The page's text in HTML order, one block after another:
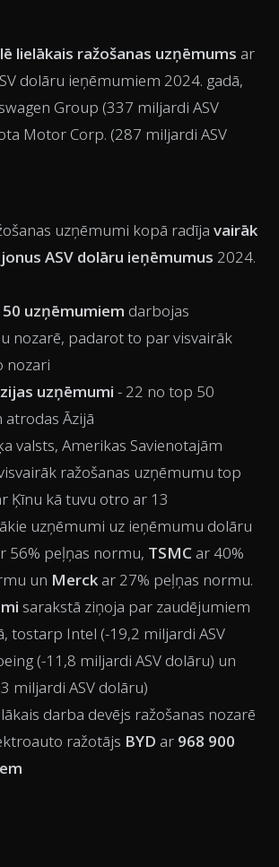
lielākais ražošanas uzņēmums ar
dolāru ieņēmumiem 2024. gadā,
Group (337 miljardi ASV
Motor Corp. (287 miljardi ASV
uzņēmumi kopā radīja vairāk
ASV dolāru ieņēmumus 2024.
uzņēmumiem darbojas
nozarē, padarot to par visvairāk
nozari
uzņēmumi - 22 no top 50
Āzijā
valsts, Amerikas Savienotajām
ražošanas uzņēmumu top
Ķīnu kā tuvu otro ar 13
uzņēmumi uz ieņēmumu dolāru
56% peļņas normu, TSMC ar 40%
un Merck ar 27% peļņas normu.
sarakstā ziņoja par zaudējumiem
tostarp Intel (-19,2 miljardi ASV
(-11,8 miljardi ASV dolāru) un
miljardi ASV dolāru)
darba devējs ražošanas nozarē
ražotājs BYD ar 968 900